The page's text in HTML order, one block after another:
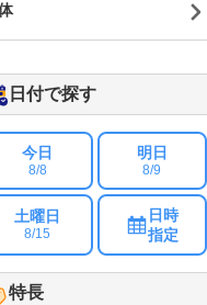
日付で探す
今日
8/8
明日
8/9
土曜日
8/15
日時
指定
特長